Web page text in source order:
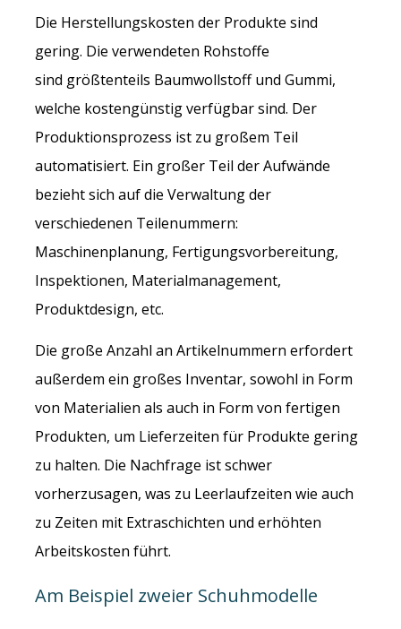
Die Herstellungskosten der Produkte sind
gering. Die verwendeten Rohstoffe
sind größtenteils Baumwollstoff und Gummi,
welche kostengünstig verfügbar sind. Der
Produktionsprozess ist zu großem Teil
automatisiert. Ein großer Teil der Aufwände
bezieht sich auf die Verwaltung der
verschiedenen Teilenummern:
Maschinenplanung, Fertigungsvorbereitung,
Inspektionen, Materialmanagement,
Produktdesign, etc.
Die große Anzahl an Artikelnummern erfordert
außerdem ein großes Inventar, sowohl in Form
von Materialien als auch in Form von fertigen
Produkten, um Lieferzeiten für Produkte gering
zu halten. Die Nachfrage ist schwer
vorherzusagen, was zu Leerlaufzeiten wie auch
zu Zeiten mit Extraschichten und erhöhten
Arbeitskosten führt.
Am Beispiel zweier Schuhmodelle